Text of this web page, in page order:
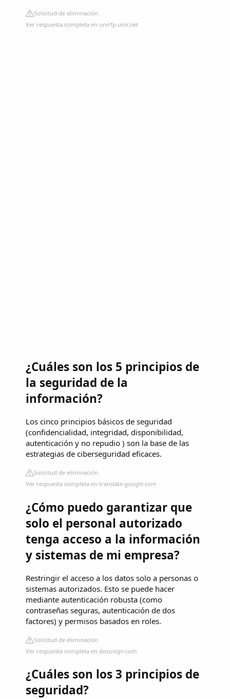
Solicitud de eliminación
Ver respuesta completa en unirfp.unir.net
¿Cuáles son los 5 principios de
la seguridad de la
información?
Los cinco principios básicos de seguridad
(confidencialidad, integridad, disponibilidad,
autenticación y no repudio ) son la base de las
estrategias de ciberseguridad eficaces.
Solicitud de eliminación
Ver respuesta completa en translate.google.com
¿Cómo puedo garantizar que
solo el personal autorizado
tenga acceso a la información
y sistemas de mi empresa?
Restringir el acceso a los datos solo a personas o
sistemas autorizados. Esto se puede hacer
mediante autenticación robusta (como
contraseñas seguras, autenticación de dos
factores) y permisos basados en roles.
Solicitud de eliminación
Ver respuesta completa en docusign.com
¿Cuáles son los 3 principios de
seguridad?